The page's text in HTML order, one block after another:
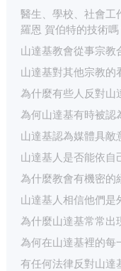
醫生、學校、社會工
羅恩 賀伯特的技術嗎
山達基教會從事宗教
山達基對其他宗教的
為什麼有些人反對山
為何山達基有時被認
山達基認為媒體具敵
山達基人是否能依自
為什麼教會有機密的
山達基人相信他們是
為什麼山達基常常出
為何在山達基裡的每
有任何法律反對山達